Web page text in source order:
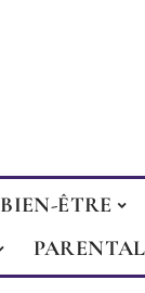
BIEN-ÊTRE